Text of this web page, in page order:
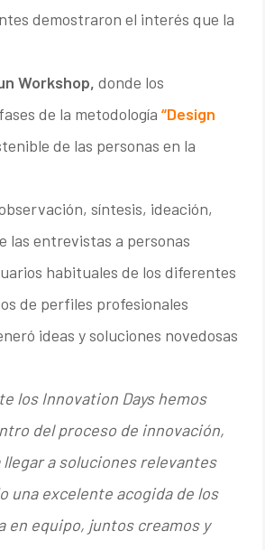
demostraron el interés que la
Workshop, donde los
de la metodología “Design
de las personas en la
síntesis, ideación,
entrevistas a personas
habituales de los diferentes
de perfiles profesionales
ideas y soluciones novedosas
los Innovation Days hemos
del proceso de innovación,
a soluciones relevantes
una excelente acogida de los
en equipo, juntos creamos y